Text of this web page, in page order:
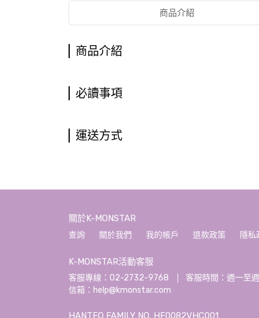
商品介紹
商品介紹
必讀事項
運送方式
關於K-MONSTAR
查詢 關於我們 我的帳戶 退款政策 隱私
K-MONSTAR活動客服
客服專線：02-2732-9768
客服時間：週一至
信箱：help@kmonstar.com
HANTEO FAMILY NO. HF0082VHC001